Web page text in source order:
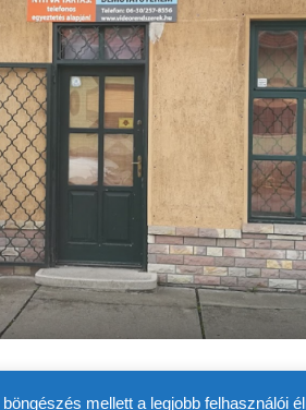
mellett a legjobb felhasználói